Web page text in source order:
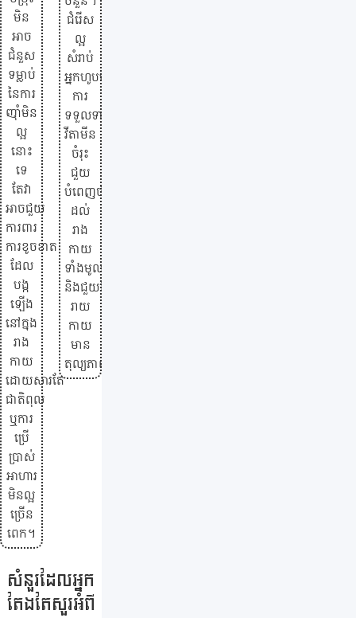
មិន
អាច
ជំនួស
ទម្លាប់
នៃការ
ញ៉ាំមិន
ល្អ
នោះ
ទេ
តែវា
អាចជួយ
ការពារ
ការខូចខាត
ដែល
បង្ក
ឡើង
នៅក្នុង
រាង
កាយ
ដោយសារតែ
ជាតិពុល
ឬការ
ប្រើ
ប្រាស់
អាហារ
មិនល្អ
ច្រើន
ពេក។
ជំរើស
ល្អ
សំរាប់
អ្នកហូបបួស
ការ
ទទួលទាន
វីតាមីន
ចំរុះ
ជួយ
បំពេញថាព
ដល់
រាង
កាយ
ទាំងមូល
និងជួយឳ្យ
រាយ
កាយ
មាន
តុល្យភាព
សំនួរដែលអ្នក
តែងតែសួរអំពី